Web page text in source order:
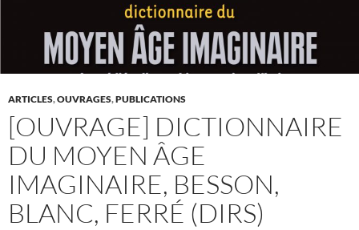
ARTICLES,OUVRAGES,PUBLICATIONS
[OUVRAGE] DICTIONNAIRE
DU MOYEN ÂGE
IMAGINAIRE, BESSON,
BLANC, FERRÉ (DIRS)